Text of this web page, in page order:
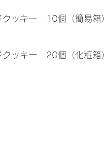
クッキー 10個（簡易箱）
クッキー 20個（化粧箱）